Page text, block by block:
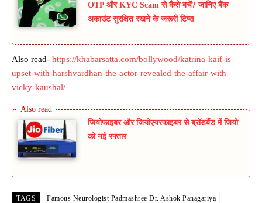
OTP और KYC Scam से कैसे बचें? जानिए बैंक
अकाउंट सुरक्षित रखने के जरूरी टिप्स
Also read- https://khabarsatta.com/bollywood/katrina-kaif-is-
upset-with-harshvardhan-the-actor-revealed-the-affair-with-
vicky-kaushal/
जियोफाइबर और जियोएयरफाइबर से ब्रॉडबैंड में जियो
को नई रफ्तार
TAGS
Famous Neurologist Padmashree Dr. Ashok Panagariya